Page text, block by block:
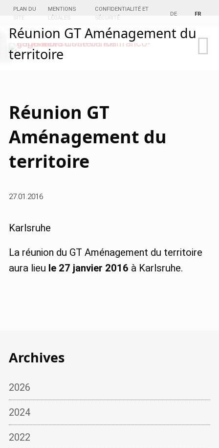
PLAN DU
SITE
MENTIONS
LÉGALES
CONFIDENTIALITÉ ET
SÉCURITÉ
DE FR
n
H
Réunion GT Aménagement du
territoire
Réunion GT
Aménagement du
territoire
27.01.2016
Karlsruhe
La réunion du GT Aménagement du territoire
aura lieu le 27 janvier 2016 à Karlsruhe.
Archives
2026
2024
2022